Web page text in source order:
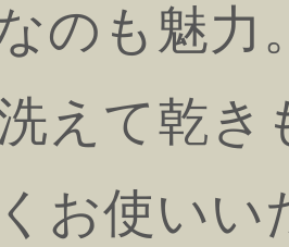
のも魅力
えて乾
お使いい